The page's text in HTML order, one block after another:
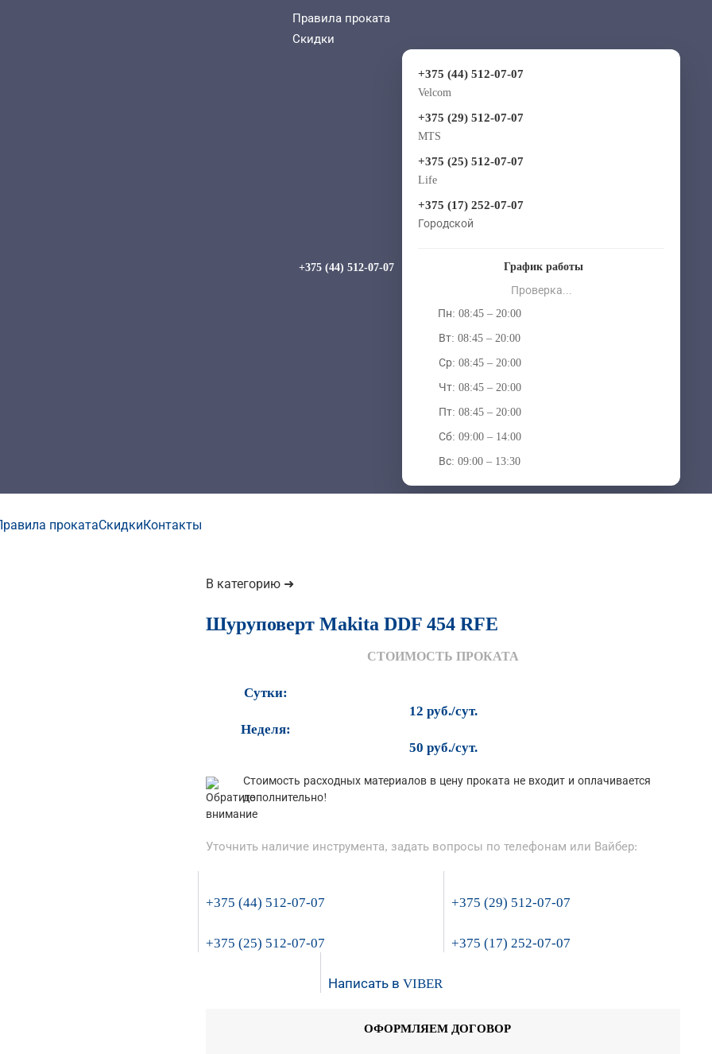
Правила проката
Скидки
+375 (44) 512-07-07
+375 (44) 512-07-07
Velcom
+375 (29) 512-07-07
MTS
+375 (25) 512-07-07
Life
+375 (17) 252-07-07
Городской
График работы
Проверка...
Пн: 08:45 – 20:00
Вт: 08:45 – 20:00
Ср: 08:45 – 20:00
Чт: 08:45 – 20:00
Пт: 08:45 – 20:00
Сб: 09:00 – 14:00
Вс: 09:00 – 13:30
прокатаСкидки Контакты
В категорию ➜
Шуруповерт Makita DDF 454 RFE
СТОИМОСТЬ ПРОКАТА
Сутки:
12 руб./сут.
Неделя:
50 руб./сут.
Стоимость расходных материалов в цену проката не входит и оплачивается
дополнительно!
Уточнить наличие инструмента, задать вопросы по телефонам или Вайбер:
+375 (44) 512-07-07 +375 (29) 512-07-07
+375 (25) 512-07-07 +375 (17) 252-07-07
Написать в VIBER
ОФОРМЛЯЕМ ДОГОВОР